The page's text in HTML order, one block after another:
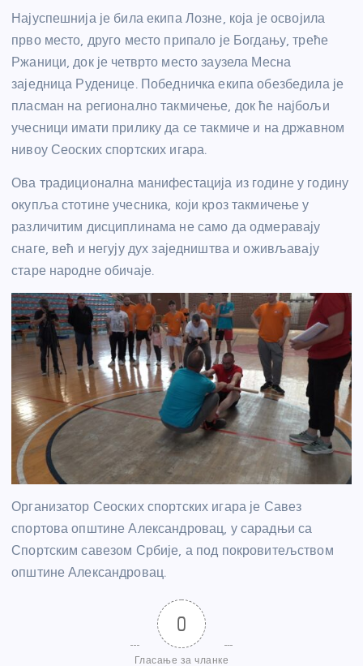
Најуспешнија је била екипа Лозне, која је освојила
прво место, друго место припало је Богдању, треће
Ржаници, док је четврто место заузела Месна
заједница Руденице. Победничка екипа обезбедила је
пласман на регионално такмичење, док ће најбољи
учесници имати прилику да се такмиче и на државном
нивоу Сеоских спортских игара.
Ова традиционална манифестација из године у годину
окупља стотине учесника, који кроз такмичење у
различитим дисциплинама не само да одмеравају
снаге, већ и негују дух заједништва и оживљавају
старе народне обичаје.
Организатор Сеоских спортских игара је Савез
спортова општине Александровац, у сарадњи са
Спортским савезом Србије, а под покровитељством
општине Александровац.
0
Гласање за чланке